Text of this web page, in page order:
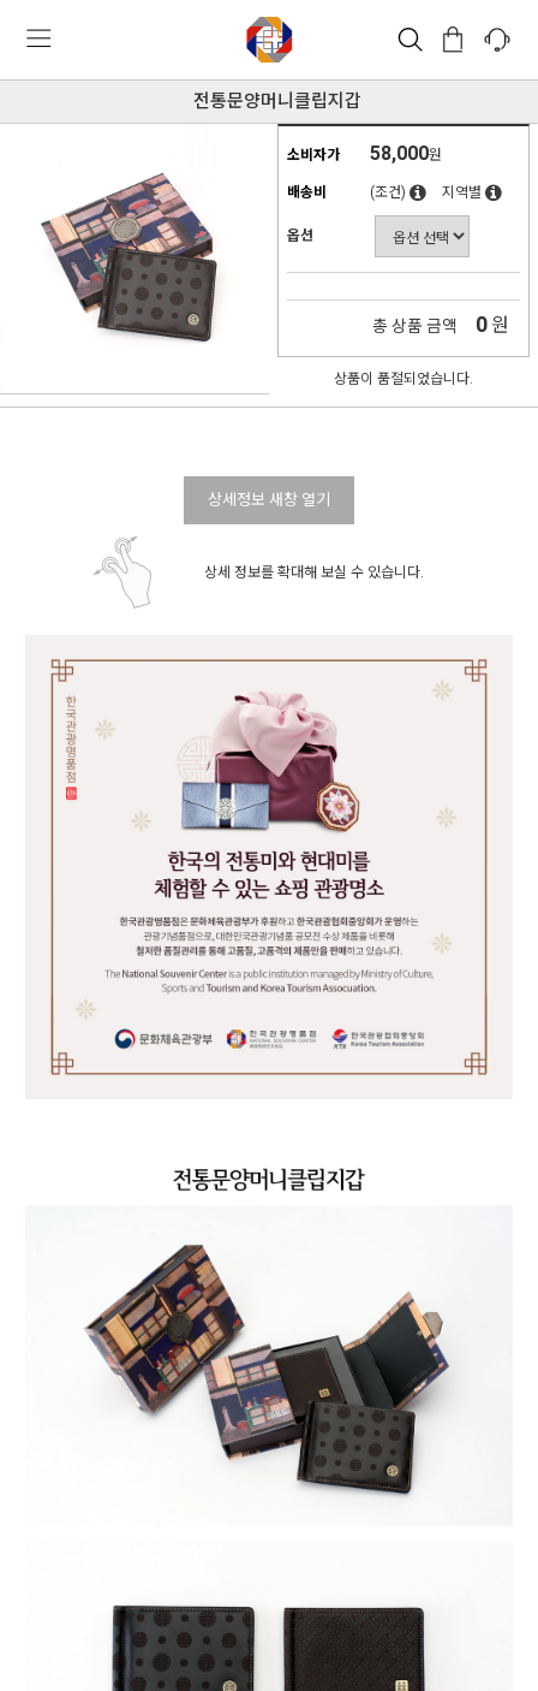
전통문양머니클립지갑
소비자가 58,000원
배송비 (조건) 지역별
옵션
총 상품 금액 0 원
상품이 품절되었습니다.
상세정보 새창 열기
상세 정보를 확대해 보실 수 있습니다.